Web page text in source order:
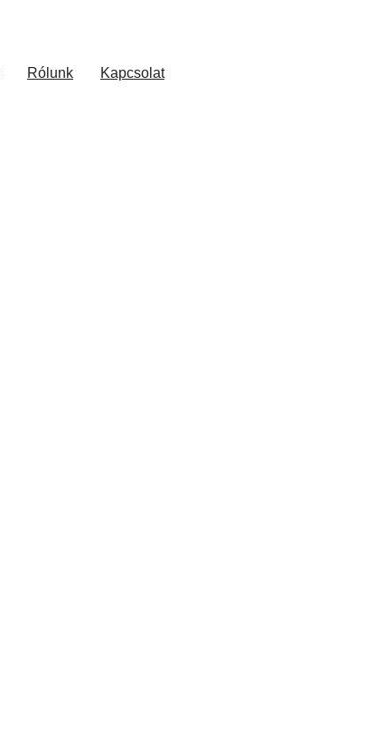
Rólunk Kapcsolat